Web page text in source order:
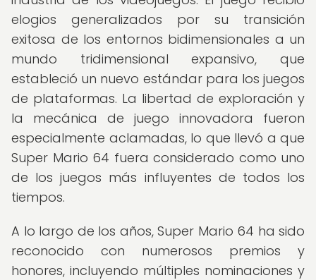
elogios generalizados por su transición
exitosa de los entornos bidimensionales a un
mundo tridimensional expansivo, que
estableció un nuevo estándar para los juegos
de plataformas. La libertad de exploración y
la mecánica de juego innovadora fueron
especialmente aclamadas, lo que llevó a que
Super Mario 64 fuera considerado como uno
de los juegos más influyentes de todos los
tiempos.
A lo largo de los años, Super Mario 64 ha sido
reconocido con numerosos premios y
honores, incluyendo múltiples nominaciones y